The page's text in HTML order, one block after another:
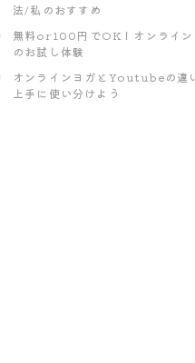
法/私のおすすめ
無料or100円でOK！オンライン
のお試し体験
オンラインヨガとYoutubeの違
上手に使い分けよう